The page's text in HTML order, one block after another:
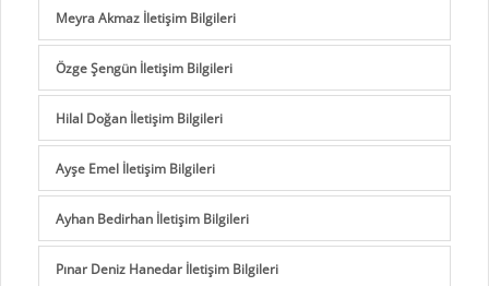
Meyra Akmaz İletişim Bilgileri
Özge Şengün İletişim Bilgileri
Hilal Doğan İletişim Bilgileri
Ayşe Emel İletişim Bilgileri
Ayhan Bedirhan İletişim Bilgileri
Pınar Deniz Hanedar İletişim Bilgileri